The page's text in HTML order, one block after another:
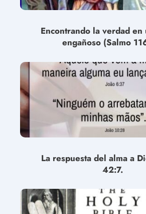
Encontrando la verdad en
engañoso (Salmo
La respuesta del alma a
42:7.